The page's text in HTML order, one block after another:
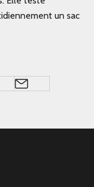
un sac